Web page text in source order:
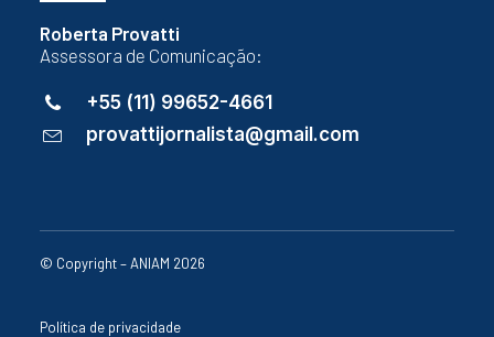
Roberta Provatti
Assessora de Comunicação:
+55 (11) 99652-4661
provattijornalista@gmail.com
© Copyright – ANIAM 2026
Política de privacidade